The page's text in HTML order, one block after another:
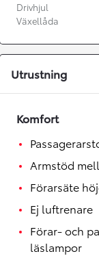
Drivhjul
Växellåda
Utrustning
Komfort
Armstöd
Förarsäte
Ej luftrenare
Förar- och
läslampor